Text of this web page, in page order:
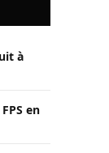
à
en